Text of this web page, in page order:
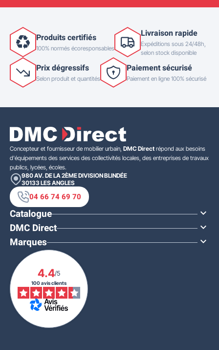
Produits certifiés
100% normés écoresponsables
Livraison rapide
Expéditions sous 24/48h,
selon stock disponible
Prix dégressifs
Selon produit et quantités
Paiement sécurisé
Paiement en ligne 100% sécurisé
Concepteur et fournisseur de mobilier urbain, DMC Direct répond aux besoins
d'équipements des services des collectivités locales, des entreprises de travaux
publics, lycées, écoles.
980 AV. DE LA 2ÈME DIVISION BLINDÉE
30133 LES ANGLES
04 66 74 69 70
Catalogue 
DMC Direct 
Marques 
4.4/5
100 avis clients